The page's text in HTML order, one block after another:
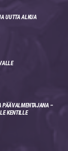
UUTTA ALKUA
PÄÄVALMENTAJANA –
KENTILLE